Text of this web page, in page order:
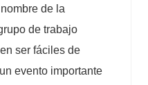
de la
de trabajo
ser fáciles de
evento importante